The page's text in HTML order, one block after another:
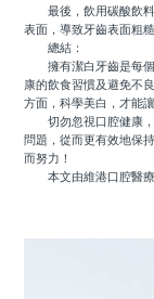
最後，飲用碳酸飲料
表面，導致牙齒表面粗
總結：
擁有潔白牙齒是每個
康的飲食習慣及避免不
方面，科學美白，才能
切勿忽視口腔健康，
問題，從而更有效地保
而努力！
本文由維港口腔醫療